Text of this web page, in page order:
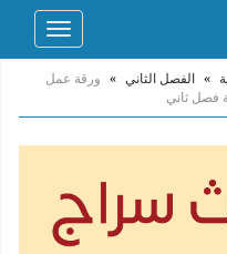
Toggle
» الفصل الثاني »
ورقة عمل
فصل ثاني